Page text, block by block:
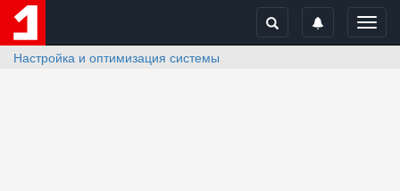
Настройка и оптимизация системы